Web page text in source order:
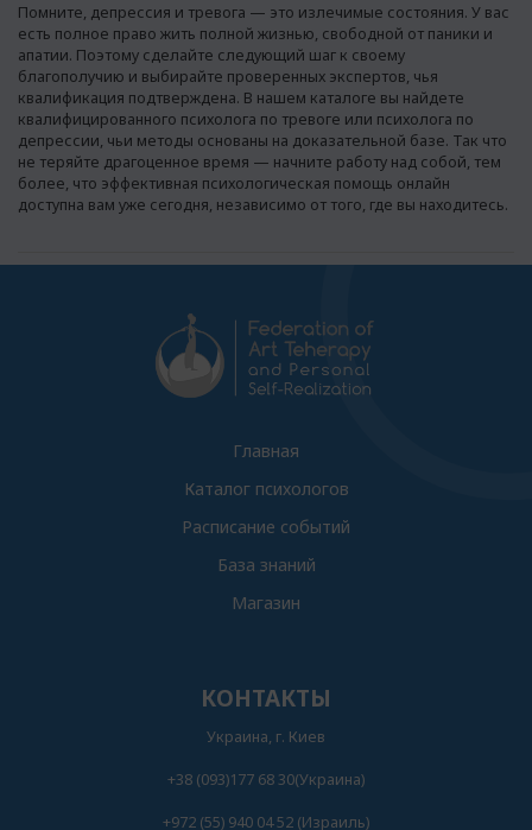
Помните, депрессия и тревога — это излечимые состояния. У вас
есть полное право жить полной жизнью, свободной от паники и
апатии. Поэтому сделайте следующий шаг к своему
благополучию и выбирайте проверенных экспертов, чья
квалификация подтверждена. В нашем каталоге вы найдете
квалифицированного психолога по тревоге или психолога по
депрессии, чьи методы основаны на доказательной базе. Так что
не теряйте драгоценное время — начните работу над собой, тем
более, что эффективная психологическая помощь онлайн
доступна вам уже сегодня, независимо от того, где вы находитесь.
Главная
Каталог психологов
Расписание событий
База знаний
Магазин
КОНТАКТЫ
Украина, г. Киев
+38 (093)177 68 30(Украина)
+972 (55) 940 04 52 (Израиль)